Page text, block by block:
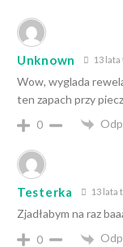
Unknown 13
Wow, wyglada
ten zapach przy
0
Testerka 13 lata
Zjadłabym na raz
0